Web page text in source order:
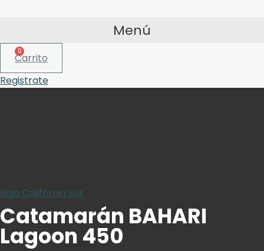
Menú
0
Carrito
Registrate
Baja California Sur
Catamarán BAHARI
Lagoon 450